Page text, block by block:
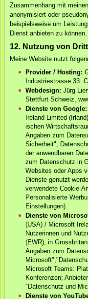
Zusammenhang mit
anonymisiert oder
beispielsweise um
Dienst anbieten zu können.
12. Nutzung von
Meine Website nutzt
Provider / Hosting:
Industriestrasse 33.
Webdesign: Jürg
Stettfurt Schweiz,
Dienste von Google:
Ireland Limited
ischen
Angaben zum
Sicherheit",
der anwendbaren
zum Datenschutz in
Websites oder Apps
Dienste genutzt
verwendete Cookie-
Personalisierte
Einstellungen).
Dienste von
(USA) / Microsoft
Nutzerinnen und
(EWR), in
Angaben zum
Microsoft Teams:
Konferenzen;
"Datenschutz und
Dienste von